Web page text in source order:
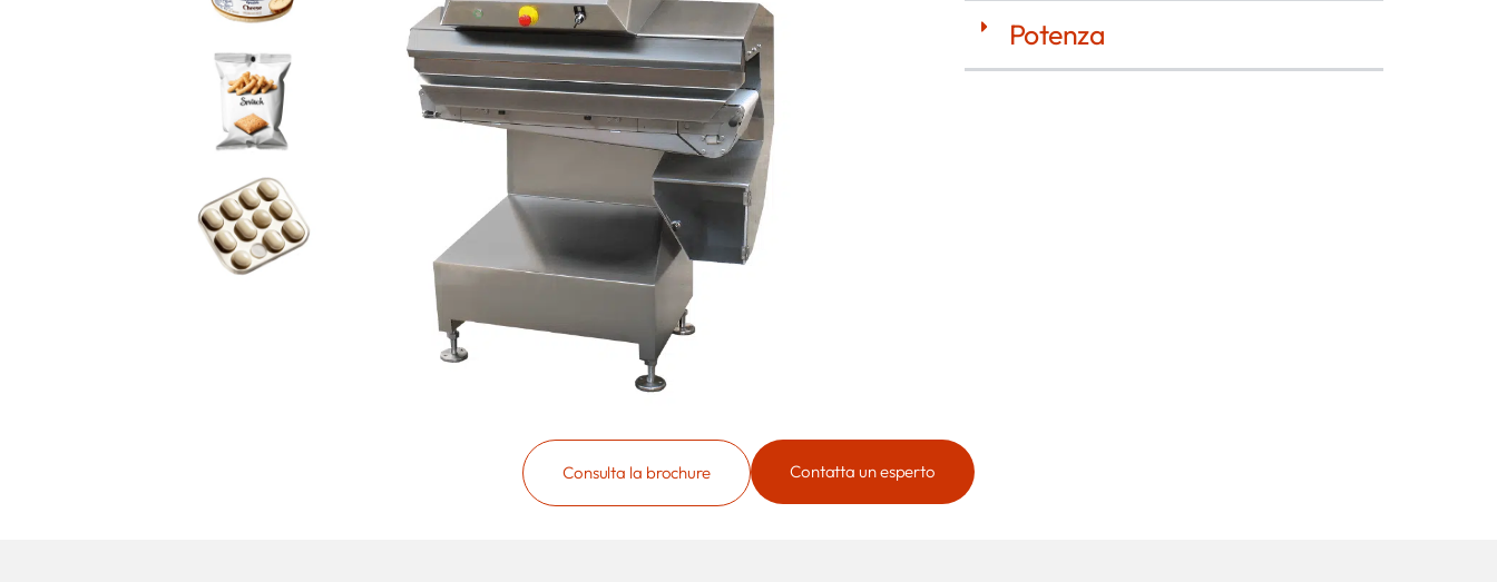
Potenza
Contatta un esperto
Consulta la brochure